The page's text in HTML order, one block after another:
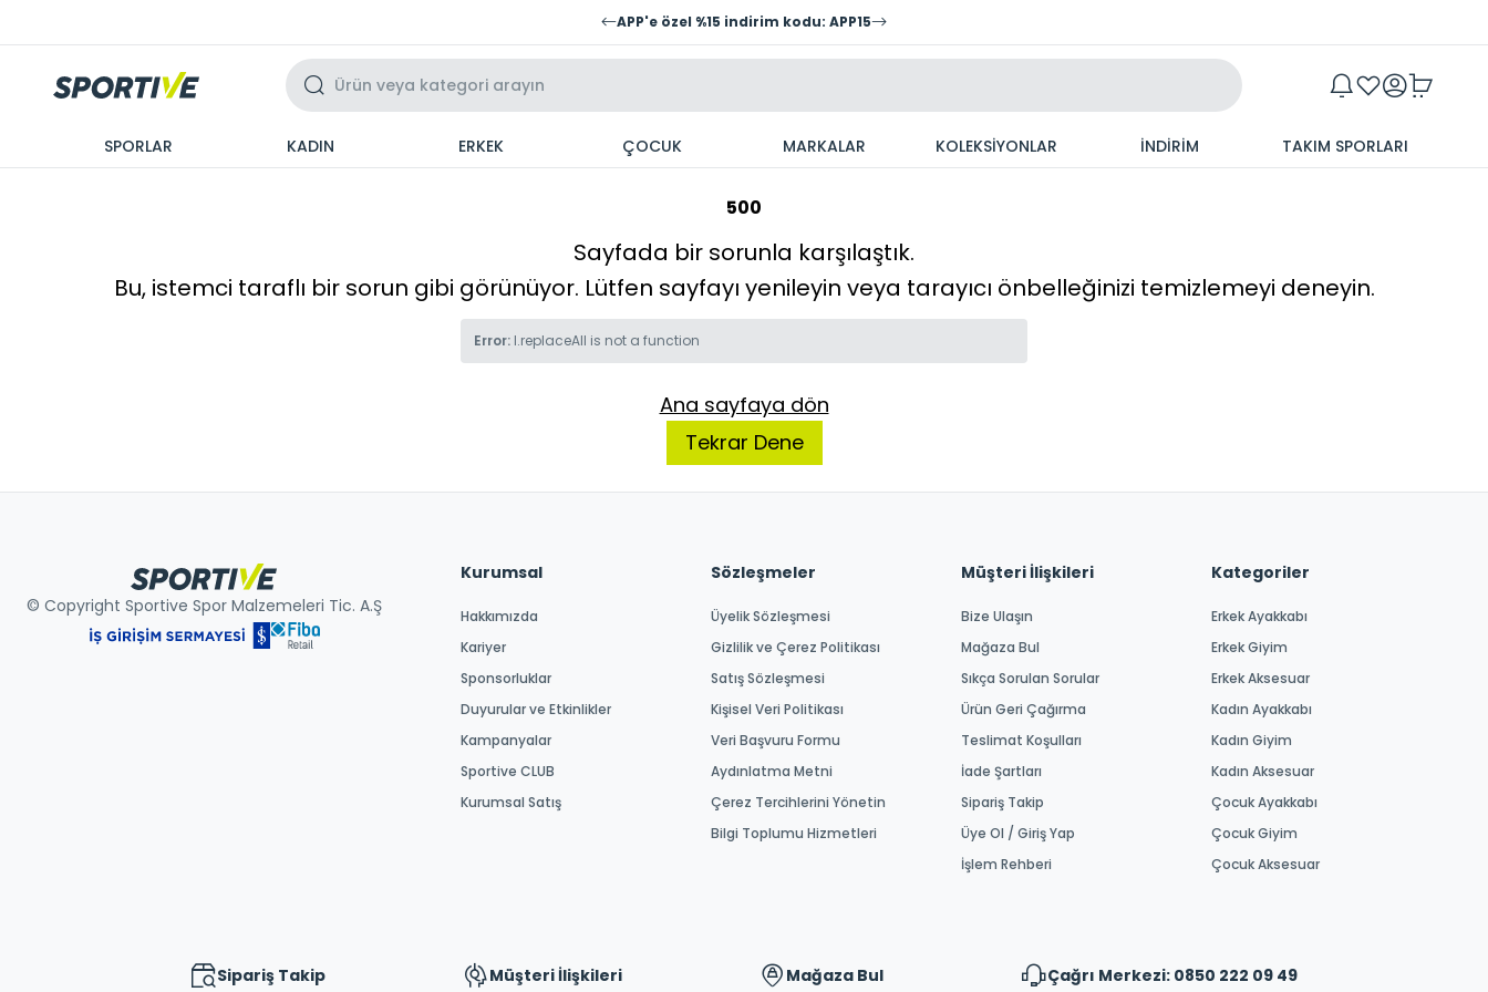
APP'e özel %15 indirim kodu: APP15
SPORLAR KADIN ERKEK ÇOCUK MARKALAR KOLEKSİYONLAR İNDİRİM TAKIM SPORLARI
500
Sayfada bir sorunla karşılaştık.
Bu, istemci taraflı bir sorun gibi görünüyor. Lütfen sayfayı yenileyin veya tarayıcı önbelleğinizi temizlemeyi deneyin.
Error: l.replaceAll is not a function
Ana sayfaya dön
Tekrar Dene
© Copyright Sportive Spor Malzemeleri Tic. A.Ş
Kurumsal
Hakkımızda
Kariyer
Sponsorluklar
Duyurular ve Etkinlikler
Kampanyalar
Sportive CLUB
Kurumsal Satış
Sözleşmeler
Üyelik Sözleşmesi
Gizlilik ve Çerez Politikası
Satış Sözleşmesi
Kişisel Veri Politikası
Veri Başvuru Formu
Aydınlatma Metni
Çerez Tercihlerini Yönetin
Bilgi Toplumu Hizmetleri
Müşteri İlişkileri
Bize Ulaşın
Mağaza Bul
Sıkça Sorulan Sorular
Ürün Geri Çağırma
Teslimat Koşulları
İade Şartları
Sipariş Takip
Üye Ol / Giriş Yap
İşlem Rehberi
Kategoriler
Erkek Ayakkabı
Erkek Giyim
Erkek Aksesuar
Kadın Ayakkabı
Kadın Giyim
Kadın Aksesuar
Çocuk Ayakkabı
Çocuk Giyim
Çocuk Aksesuar
Sipariş Takip Müşteri İlişkileri Mağaza Bul Çağrı Merkezi: 0850 222 09 49